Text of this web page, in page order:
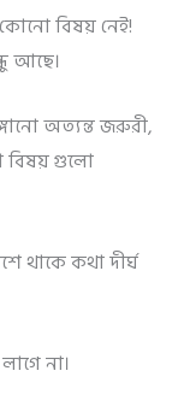
বিষয় নেই!
আছে।
অত্যন্ত জরুরী,
বিষয় গুলো
থাকে কথা দীর্ঘ
না।